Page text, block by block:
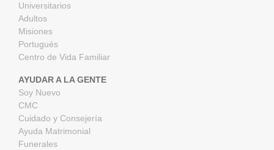
Universitarios
Adultos
Misiones
Portugués
Centro de Vida Familiar
AYUDAR A LA GENTE
Soy Nuevo
CMC
Cuidado y Consejería
Ayuda Matrimonial
Funerales